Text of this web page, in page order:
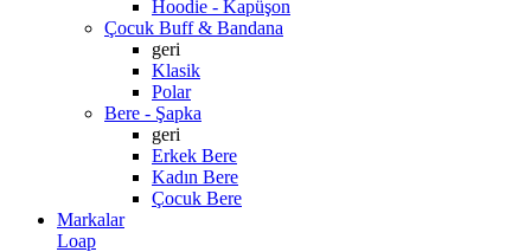
Hoodie - Kapüşon
Çocuk Buff & Bandana
geri
Klasik
Polar
Bere - Şapka
geri
Erkek Bere
Kadın Bere
Çocuk Bere
Markalar
Loap